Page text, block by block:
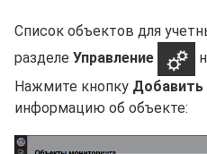
Список объектов для
разделе Управление
Нажмите кнопку Добавить
информацию об объекте: